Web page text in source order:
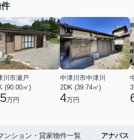
川市瀬戸
(90.00㎡)
万円
中津川市中津川
2DK (39.74㎡)
4万円
ンション・貸家物件一覧 アナバス